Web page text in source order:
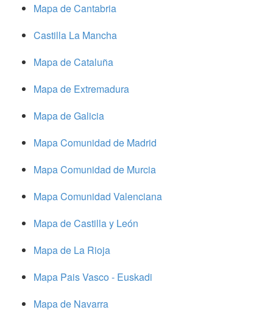
Mapa de Cantabria
Castilla La Mancha
Mapa de Cataluña
Mapa de Extremadura
Mapa de Galicia
Mapa Comunidad de Madrid
Mapa Comunidad de Murcia
Mapa Comunidad Valenciana
Mapa de Castilla y León
Mapa de La Rioja
Mapa Pais Vasco - Euskadi
Mapa de Navarra